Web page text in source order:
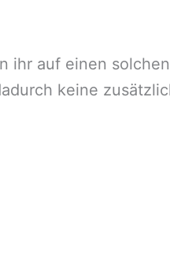
ihr auf einen
keine